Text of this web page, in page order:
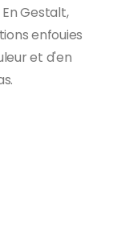
Gestalt,
enfouies
et d'en